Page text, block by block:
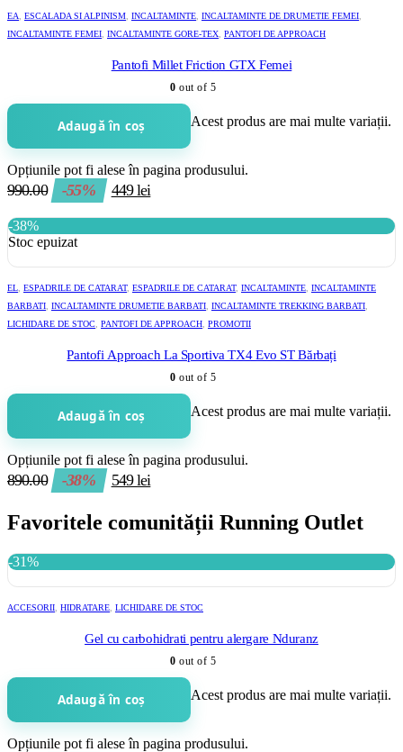
EA ESCALADA SI ALPINISM INCALTAMINTE INCALTAMINTE DE DRUMETIE FEMEI
INCALTAMINTE FEMEI INCALTAMINTE GORE-TEX PANTOFI DE APPROACH
Pantofi Millet Friction GTX Femei
0 out of 5
Adaugă în coș Acest produs are mai multe variații.
Opțiunile pot fi alese în pagina produsului.
990.00 -55% 449lei
-38%
Stoc epuizat
EL ESPADRILE DE CATARAT, ESPADRILE DE CATARAT, INCALTAMINTE INCALTAMINTE
BARBATI INCALTAMINTE DRUMETIE BARBATI INCALTAMINTE TREKKING BARBATI
LICHIDARE DE STOC PANTOFI DE APPROACH PROMOTII
Pantofi Approach La Sportiva TX4 Evo ST Bărbați
0 out of 5
Adaugă în coș Acest produs are mai multe variații.
Opțiunile pot fi alese în pagina produsului.
890.00 -38% 549lei
Favoritele comunității Running Outlet
-31%
ACCESORII HIDRATARE LICHIDARE DE STOC
Gel cu carbohidrati pentru alergare Nduranz
0 out of 5
Adaugă în coș Acest produs are mai multe variații.
Opțiunile pot fi alese în pagina produsului.